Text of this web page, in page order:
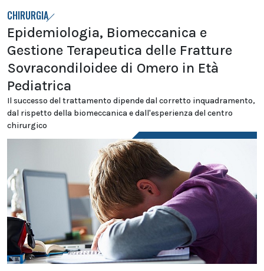
CHIRURGIA
Epidemiologia, Biomeccanica e
Gestione Terapeutica delle Fratture
Sovracondiloidee di Omero in Età
Pediatrica
Il successo del trattamento dipende dal corretto inquadramento,
dal rispetto della biomeccanica e dall'esperienza del centro
chirurgico